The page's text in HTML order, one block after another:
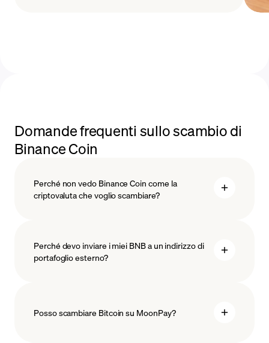
Domande frequenti sullo scambio di
Binance Coin
Perché non vedo Binance Coin come la
criptovaluta che voglio scambiare?
Perché devo inviare i miei BNB a un indirizzo di
portafoglio esterno?
Posso scambiare Bitcoin su MoonPay?